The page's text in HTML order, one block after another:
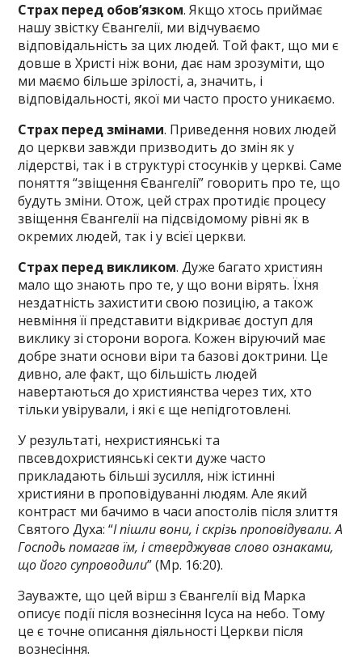
Страх перед обов’язком. Якщо хтось приймає
нашу звістку Євангелії, ми відчуваємо
відповідальність за цих людей. Той факт, що ми є
довше в Христі ніж вони, дає нам зрозуміти, що
ми маємо більше зрілості, а, значить, і
відповідальності, якої ми часто просто уникаємо.
Страх перед змінами. Приведення нових людей
до церкви завжди призводить до змін як у
лідерстві, так і в структурі стосунків у церкві. Саме
поняття “звіщення Євангелії” говорить про те, що
будуть зміни. Отож, цей страх протидіє процесу
звіщення Євангелії на підсвідомому рівні як в
окремих людей, так і у всієї церкви.
Страх перед викликом. Дуже багато християн
мало що знають про те, у що вони вірять. Їхня
нездатність захистити свою позицію, а також
невміння її представити відкриває доступ для
виклику зі сторони ворога. Кожен віруючий має
добре знати основи віри та базові доктрини. Це
дивно, але факт, що більшість людей
навертаються до християнства через тих, хто
тільки увірували, і які є ще непідготовлені.
У результаті, нехристиянські та
пвсевдохристиянські секти дуже часто
прикладають більші зусилля, ніж істинні
християни в проповідуванні людям. Але який
контраст ми бачимо в часи апостолів після злиття
Святого Духа: “І пішли вони, і скрізь проповідували. А
Господь помагав їм, і стверджував слово ознаками,
що його супроводили” (Мр. 16:20).
Зауважте, що цей вірш з Євангелії від Марка
описує події після вознесіння Ісуса на небо. Тому
це є точне описання діяльності Церкви після
вознесіння.